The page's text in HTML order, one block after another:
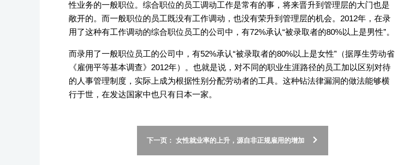
性业务的一般职位。综合职位的员工调动工作是常有的事，将来晋升到管理层的大门也是
敞开的。而一般职位的员工既没有工作调动，也没有荣升到管理层的机会。2012年，在录
用了这种有工作调动的综合职位员工的公司中，有72%承认“被录取者的80%以上是男性”。
而录用了一般职位员工的公司中，有52%承认“被录取者的80%以上是女性”（据厚生劳动省
《雇佣平等基本调查》2012年）。也就是说，对不同的职业生涯路径的员工加以区别对待
的人事管理制度，实际上成为根据性别分配劳动者的工具。这种钻法律漏洞的做法能够横
行于世，在发达国家中也只有日本一家。
下一页： 女性就业率的上升，源自非正规雇用的增加